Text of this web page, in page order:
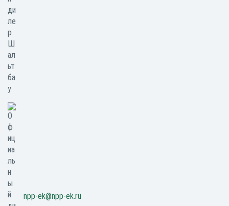
npp-ek@npp-ek.ru